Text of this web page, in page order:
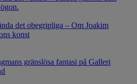
det obegripliga – Om Joakim
konst
gränslösa fantasi på Galleri